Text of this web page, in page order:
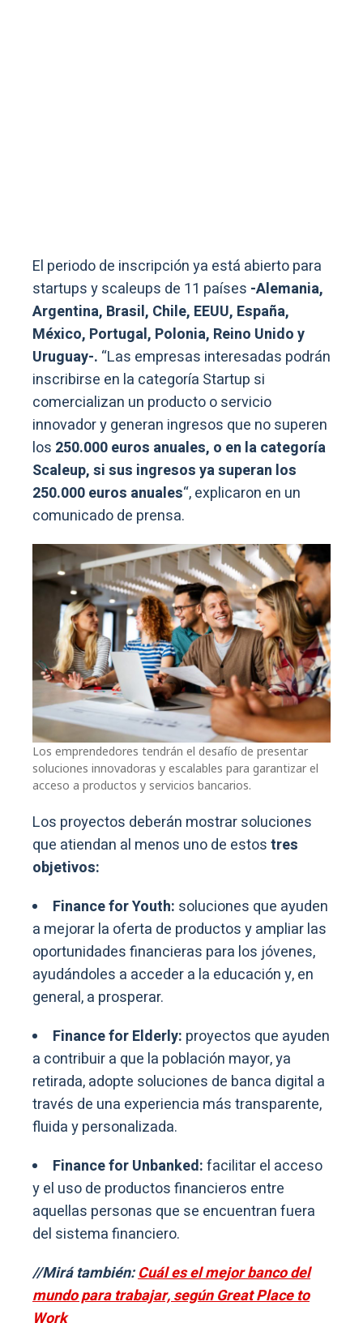
El periodo de inscripción ya está abierto para
startups y scaleups de 11 países -Alemania,
Argentina, Brasil, Chile, EEUU, España,
México, Portugal, Polonia, Reino Unido y
Uruguay-. “Las empresas interesadas podrán
inscribirse en la categoría Startup si
comercializan un producto o servicio
innovador y generan ingresos que no superen
los 250.000 euros anuales, o en la categoría
Scaleup, si sus ingresos ya superan los
250.000 euros anuales“, explicaron en un
comunicado de prensa.
Los emprendedores tendrán el desafío de presentar
soluciones innovadoras y escalables para garantizar el
acceso a productos y servicios bancarios.
Los proyectos deberán mostrar soluciones
que atiendan al menos uno de estostres
objetivos:
Finance for Youth: soluciones que ayuden
a mejorar la oferta de productos y ampliar las
oportunidades financieras para los jóvenes,
ayudándoles a acceder a la educación y, en
general, a prosperar.
Finance for Elderly: proyectos que ayuden
a contribuir a que la población mayor, ya
retirada, adopte soluciones de banca digital a
través de una experiencia más transparente,
fluida y personalizada.
Finance for Unbanked:facilitar el acceso
y el uso de productos financieros entre
aquellas personas que se encuentran fuera
del sistema financiero.
//Mirá también:Cuál es el mejor banco del
mundo para trabajar, según Great Place to